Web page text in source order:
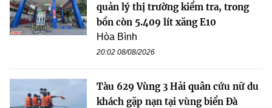
quản lý thị trường kiểm tra, trong
bồn còn 5.409 lít xăng E10
Hòa Bình
20:02 08/08/2026
Tàu 629 Vùng 3 Hải quân cứu nữ du
khách gặp nạn tại vùng biển Đà